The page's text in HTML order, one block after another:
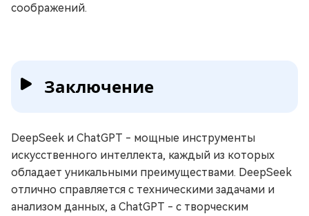
соображений.
Заключение
DeepSeek и ChatGPT - мощные инструменты
искусственного интеллекта, каждый из которых
обладает уникальными преимуществами. DeepSeek
отлично справляется с техническими задачами и
анализом данных, а ChatGPT - с творческим